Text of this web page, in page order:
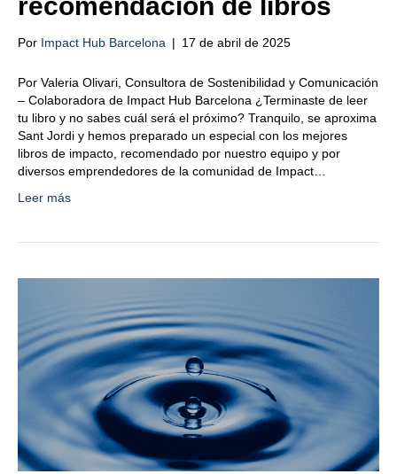
recomendación de libros
Por Impact Hub Barcelona | 17 de abril de 2025
Por Valeria Olivari, Consultora de Sostenibilidad y Comunicación
– Colaboradora de Impact Hub Barcelona ¿Terminaste de leer
tu libro y no sabes cuál será el próximo? Tranquilo, se aproxima
Sant Jordi y hemos preparado un especial con los mejores
libros de impacto, recomendado por nuestro equipo y por
diversos emprendedores de la comunidad de Impact…
Leer más